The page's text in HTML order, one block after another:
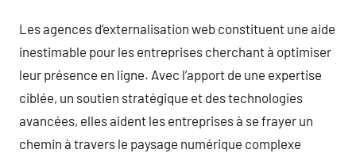
Les agences d’externalisation web constituent une aide
inestimable pour les entreprises cherchant à optimiser
leur présence en ligne. Avec l’apport de une expertise
ciblée, un soutien stratégique et des technologies
avancées, elles aident les entreprises à se frayer un
chemin à travers le paysage numérique complexe